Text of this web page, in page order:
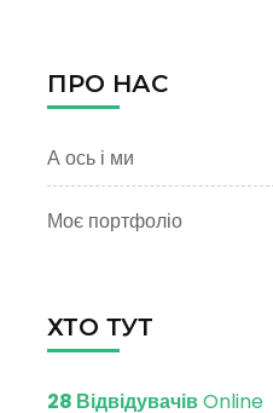
ПРО НАС
А ось і ми
Моє портфоліо
ХТО ТУТ
28 ВідвідувачівOnline